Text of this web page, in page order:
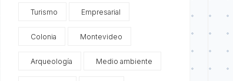
Turismo Empresarial
Colonia Montevideo
Arqueología Medio ambiente